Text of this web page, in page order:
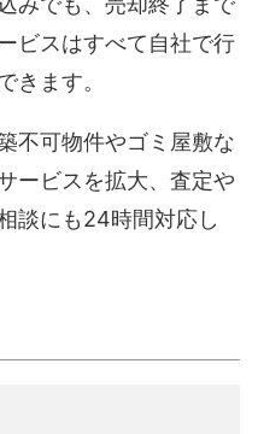
ビスはすべて自社で行
きます。
不可物件やゴミ屋敷な
ービスを拡大、査定や
談にも24時間対応し